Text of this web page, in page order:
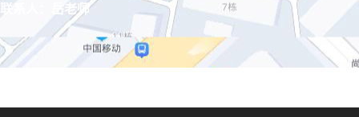
联系人：岳老师